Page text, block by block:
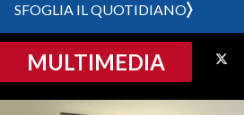
CRONACA SARDEGNA
SFOGLIA IL QUOTIDIANO
MULTIMEDIA